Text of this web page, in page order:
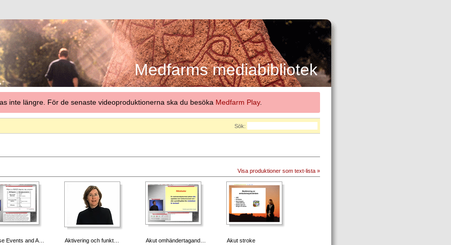
Medfarms mediabibliotek
inte längre. För de senaste videoproduktionerna ska du besöka Medfarm Play.
Sök:
Visa produktioner som text-lista »
Events and A…
Aktivering och funkt…
Akut omhändertagand…
Akut stroke